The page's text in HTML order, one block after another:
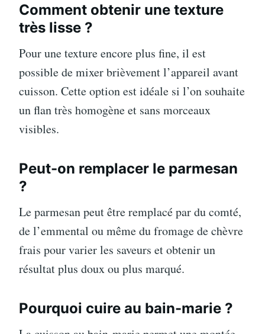
Comment obtenir une texture
très lisse ?
Pour une texture encore plus fine, il est
possible de mixer brièvement l’appareil avant
cuisson. Cette option est idéale si l’on souhaite
un flan très homogène et sans morceaux
visibles.
Peut-on remplacer le parmesan
?
Le parmesan peut être remplacé par du comté,
de l’emmental ou même du fromage de chèvre
frais pour varier les saveurs et obtenir un
résultat plus doux ou plus marqué.
Pourquoi cuire au bain-marie ?